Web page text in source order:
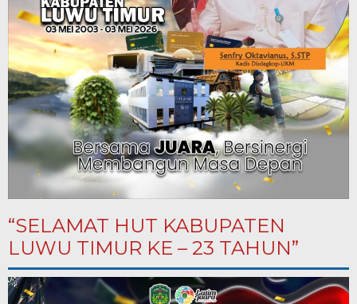
“SELAMAT HUT KABUPATEN
LUWU TIMUR KE – 23 TAHUN”